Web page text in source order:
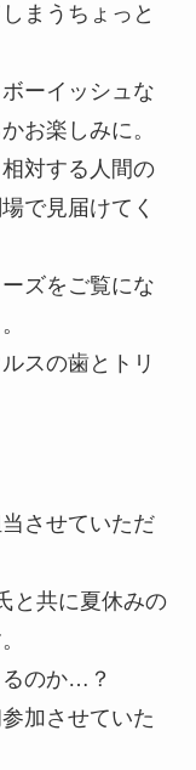
まうちょっと
ーイッシュな
お楽しみに。
対する人間の
で見届けてく
ズをご覧にな
スの歯とトリ
させていただ
と共に夏休みの
のか…？
加させていた